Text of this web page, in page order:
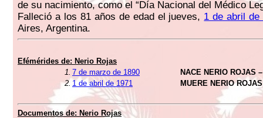
de su nacimiento, como el “Día Nacional del Médico
Falleció a los 81 años de edad el jueves, 1 de abril de
Aires, Argentina.
Efémérides de: Nerio Rojas
1. 7 de marzo de 1890
NACE NERIO ROJAS
2. 1 de abril de 1971 MUERE NERIO ROJAS
Documentos de: Nerio Rojas